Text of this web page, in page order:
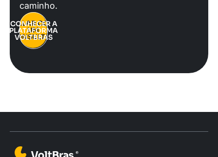
caminho.
FALAR COM
UM
CONSULTOR
CONHECER A
PLATAFORMA
VOLTBRAS